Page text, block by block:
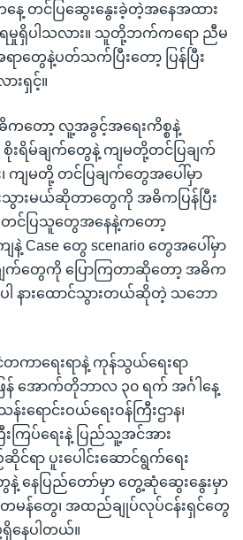
နေ့ တင်ပြဆွေးနွေးခဲ့တဲ့အနေအထား
ရမှုရှိပါသလား။ သူတို့ဘက်ကရော ညီမ
တွေနဲ့ပတ်သက်ပြီးတော့ ပြန်ပြီး
းရှင့်။
ဓိကတော့ လူ့အခွင့်အရေးကိစ္စနဲ့
ရိမ်ချက်တွေနဲ့ ကျမတို့တင်ပြချက်
ကျမတို့ တင်ပြချက်တွေအပေါ်မှာ
ားမယ်ဆိုတာတွေကို အဓိကပြန်ပြီး
တင်ပြသူတွေအနေနဲ့ကတော့
တွေ scenario တွေအပေါ်မှာ
ျက်တွေကို ပြောကြတာဆိုတော့ အဓိက
ပါ နားထောင်သွားတယ်ဆိုတဲ့ သဘော
တကာရေးရာနဲ့ ကုန်သွယ်ရေးရာ
ြန် အောက်တိုဘာလ ၃၀ ရက် အင်္ဂါနေ့
န်းရောင်းဝယ်ရေးဝန်ကြီးဌာန၊
ကြပ်ရေးနဲ့ ပြည်သူ့အင်အား
င်ရာ ပူးပေါင်းဆောင်ရွက်ရေး
နဲ့ နေပြည်တော်မှာ တွေ့ဆုံဆွေးနွေးမှာ
မန်တွေ၊ အထည်ချုပ်လုပ်ငန်းရှင်တွေ
နေပါတယ်။